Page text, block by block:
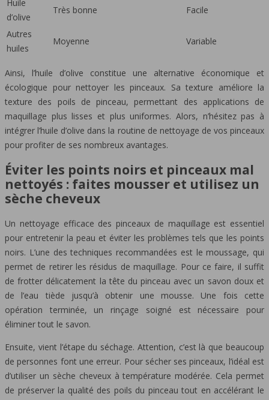
Huile
d’olive
Très bonne Facile
Autres
huiles
Moyenne Variable
Ainsi, l’huile d’olive constitue une alternative économique et
écologique pour nettoyer les pinceaux. Sa texture améliore la
texture des poils de pinceau, permettant des applications de
maquillage plus lisses et plus uniformes. Alors, n’hésitez pas à
intégrer l’huile d’olive dans la routine de nettoyage de vos pinceaux
pour profiter de ses nombreux avantages.
Éviter les points noirs et pinceaux mal
nettoyés : faites mousser et utilisez un
sèche cheveux
Un nettoyage efficace des pinceaux de maquillage est essentiel
pour entretenir la peau et éviter les problèmes tels que les points
noirs. L’une des techniques recommandées est le moussage, qui
permet de retirer les résidus de maquillage. Pour ce faire, il suffit
de frotter délicatement la tête du pinceau avec un savon doux et
de l’eau tiède jusqu’à obtenir une mousse. Une fois cette
opération terminée, un rinçage soigné est nécessaire pour
éliminer tout le savon.
Ensuite, vient l’étape du séchage. Attention, c’est là que beaucoup
de personnes font une erreur. Pour sécher ses pinceaux, l’idéal est
d’utiliser un sèche cheveux à température modérée. Cela permet
de préserver la qualité des poils du pinceau tout en accélérant le